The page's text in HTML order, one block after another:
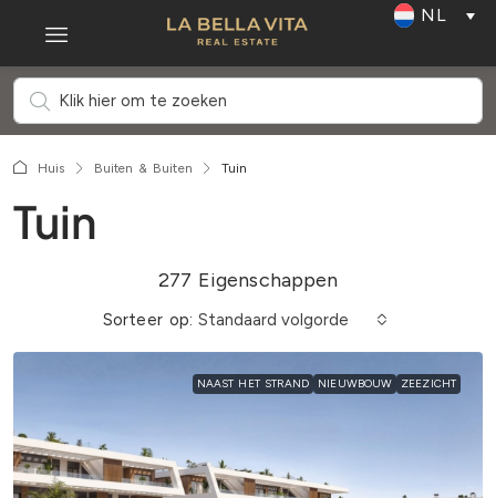
NL
Huis Buiten & Buiten Tuin
Tuin
277 Eigenschappen
Sorteer op: Standaard volgorde
NAAST HET STRAND NIEUWBOUW ZEEZICHT